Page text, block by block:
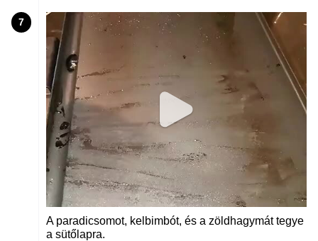
7
A paradicsomot, kelbimbót, és a zöldhagymát tegye
a sütőlapra.